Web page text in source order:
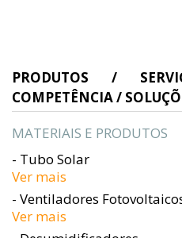
PRODUTOS /
COMPETÊNCIA /
MATERIAIS E PRODUTOS
- Tubo Solar
Ver mais
- Ventiladores
Ver mais